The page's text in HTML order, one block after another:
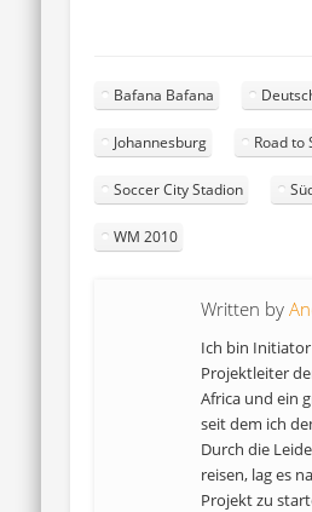
Bafana Bafana
Johannesburg Road to
Soccer City Stadion
WM 2010
Written by
Ich bin
Projektleiter
Africa und ein
seit dem ich
Durch die
reisen, lag es
Projekt zu